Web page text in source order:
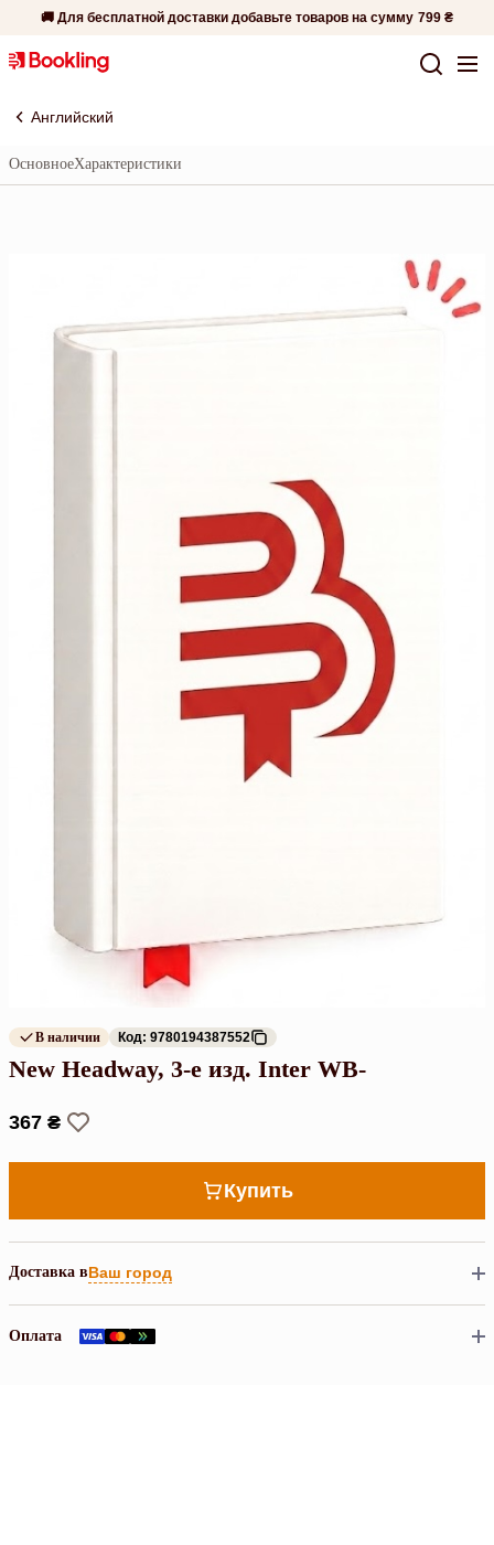
🚚 Для бесплатной доставки добавьте товаров на сумму 799 ₴
Английский
ОсновноеХарактеристики
В наличии Код: 9780194387552
New Headway, 3-е изд. Inter WB-
367 ₴
Купить
Доставка вВаш город
Оплата